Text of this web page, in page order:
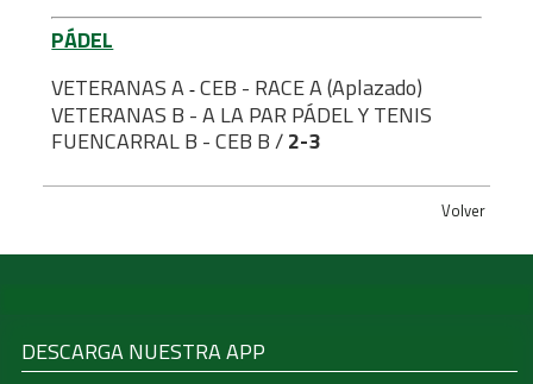
PÁDEL
VETERANAS A -CEB - RACE A (Aplazado)
VETERANAS B - A LA PAR PÁDEL Y TENIS
FUENCARRAL B - CEB B /2-3
Volver
DESCARGA NUESTRA APP